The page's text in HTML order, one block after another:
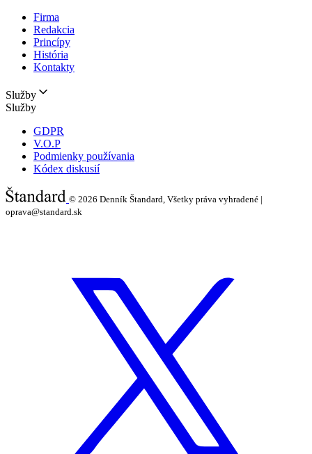
Firma
Redakcia
Princípy
História
Kontakty
Služby
Služby
GDPR
V.O.P
Podmienky používania
Kódex diskusií
© 2026 Denník Štandard, Všetky práva vyhradené |
oprava@standard.sk